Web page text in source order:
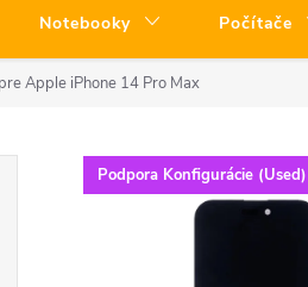
Notebooky Počítače
Apple iPhone 14 Pro Max
Podpora Konfigurácie (Used)